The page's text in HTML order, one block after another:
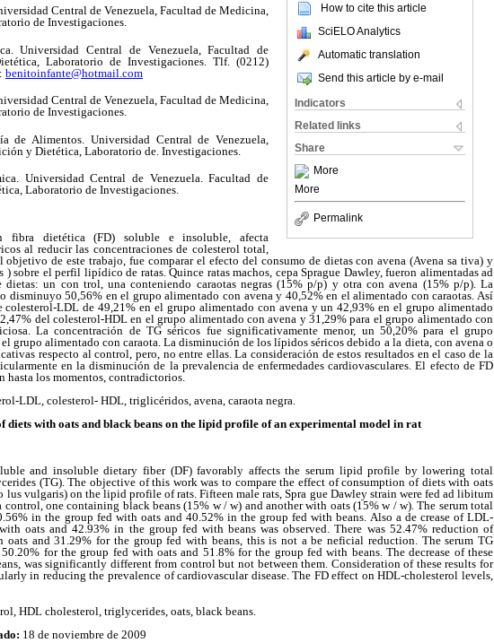
How to cite this article
SciELO Analytics
Automatic translation
Send this article by e-mail
Indicators
Related links
Share
More
More
Permalink
Central de Venezuela, Facultad de Medicina,
de Investigaciones.
Universidad Central de Venezuela, Facultad de
Laboratorio de Investigaciones. Tlf. (0212)
benitoinfante@hotmail.com
Central de Venezuela, Facultad de Medicina,
de Investigaciones.
de Alimentos. Universidad Central de Venezuela,
y Dietética, Laboratorio de. Investigaciones.
Universidad Central de Venezuela. Facultad de
Laboratorio de Investigaciones.
fibra dietética (FD) soluble e insoluble, afecta
al reducir las concentraciones de colesterol total,
de este trabajo, fue comparar el efecto del consumo de dietas con avena (Avena sa tiva) y
) sobre el perfil lipídico de ratas. Quince ratas machos, cepa Sprague Dawley, fueron alimentadas ad
un con trol, una conteniendo caraotas negras (15% p/p) y otra con avena (15% p/p). La
disminuyo 50,56% en el grupo alimentado con avena y 40,52% en el alimentado con caraotas. Así
colesterol-LDL de 49,21% en el grupo alimentado con avena y un 42,93% en el grupo alimentado
del colesterol-HDL en el grupo alimentado con avena y 31,29% para el grupo alimentado con
La concentración de TG séricos fue significativamente menor, un 50,20% para el grupo
grupo alimentado con caraota. La disminución de los lípidos séricos debido a la dieta, con avena o
respecto al control, pero, no entre ellas. La consideración de estos resultados en el caso de la
en la disminución de la prevalencia de enfermedades cardiovasculares. El efecto de FD
hasta los momentos, contradictorios.
LDL, colesterol- HDL, triglicéridos, avena, caraota negra.
diets with oats and black beans on the lipid profile of an experimental model in rat
and insoluble dietary fiber (DF) favorably affects the serum lipid profile by lowering total
(TG). The objective of this work was to compare the effect of consumption of diets with oats
lus vulgaris) on the lipid profile of rats. Fifteen male rats, Spra gue Dawley strain were fed ad libitum
one containing black beans (15% w / w) and another with oats (15% w / w). The serum total
in the group fed with oats and 40.52% in the group fed with beans. Also a de crease of LDL-
oats and 42.93% in the group fed with beans was observed. There was 52.47% reduction of
and 31.29% for the group fed with beans, this is not a be neficial reduction. The serum TG
for the group fed with oats and 51.8% for the group fed with beans. The decrease of these
was significantly different from control but not between them. Consideration of these results for
in reducing the prevalence of cardiovascular disease. The FD effect on HDL-cholesterol levels,
HDL cholesterol, triglycerides, oats, black beans.
18 de noviembre de 2009